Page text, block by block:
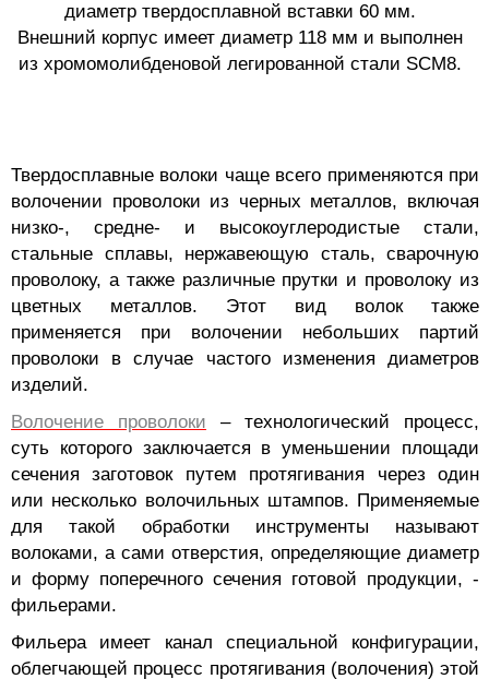
диаметр твердосплавной вставки 60 мм.
Внешний корпус имеет диаметр 118 мм и выполнен
из хромомолибденовой легированной стали SCM8.
Твердосплавные волоки чаще всего применяются при
волочении проволоки из черных металлов, включая
низко-, средне- и высокоуглеродистые стали,
стальные сплавы, нержавеющую сталь, сварочную
проволоку, а также различные прутки и проволоку из
цветных металлов. Этот вид волок также
применяется при волочении небольших партий
проволоки в случае частого изменения диаметров
изделий.
Волочение проволоки – технологический процесс,
суть которого заключается в уменьшении площади
сечения заготовок путем протягивания через один
или несколько волочильных штампов. Применяемые
для такой обработки инструменты называют
волоками, а сами отверстия, определяющие диаметр
и форму поперечного сечения готовой продукции, -
фильерами.
Фильера имеет канал специальной конфигурации,
облегчающей процесс протягивания (волочения) этой